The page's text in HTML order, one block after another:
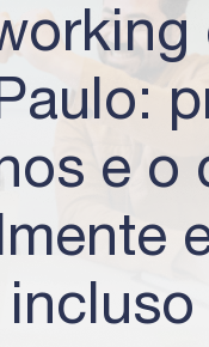
e o
incluso